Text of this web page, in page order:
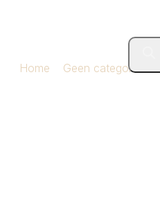
forsythia
Home Geen categorie»